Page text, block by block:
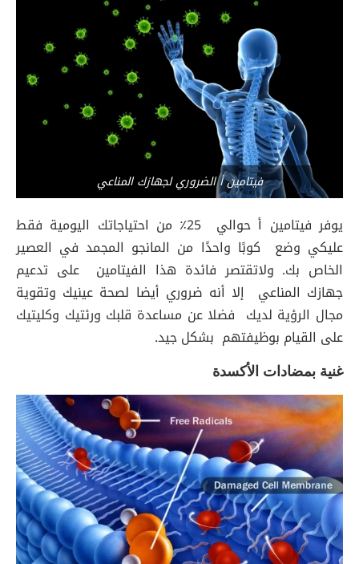
فيتامين أ الضروري لجهازك المناعي
يوفر فيتامين أ حوالي 25٪ من احتياجاتك اليومية فقط
عليكي وضع كوبًا واحدًا من المانجو المجمد في العصير
الخاص بك. ولاتقتصر فائدة هذا الفيتامين على تدعيم
جهازك المناعي إلا أنه ضروري أيضا لصحة عينيك وتقوية
مجال الرؤية لديك فضلا عن مساعدة قلبك ورئتيك وكليتيك
على القيام بوظيفتهم بشكل جيد.
غنية بمضادات الأكسدة